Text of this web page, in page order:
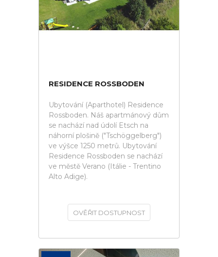
RESIDENCE ROSSBODEN
Ubytování (Aparthotel) Residence
Rossboden. Náš apartmánový dům
se nachází nad údolí Etsch na
náhorní plošině ("Tschöggelberg")
ve výšce 1250 metrů. Ubytování
Residence Rossboden se nachází
ve městě Verano (Itálie - Trentino
Alto Adige).
OVĚŘIT DOSTUPNOST